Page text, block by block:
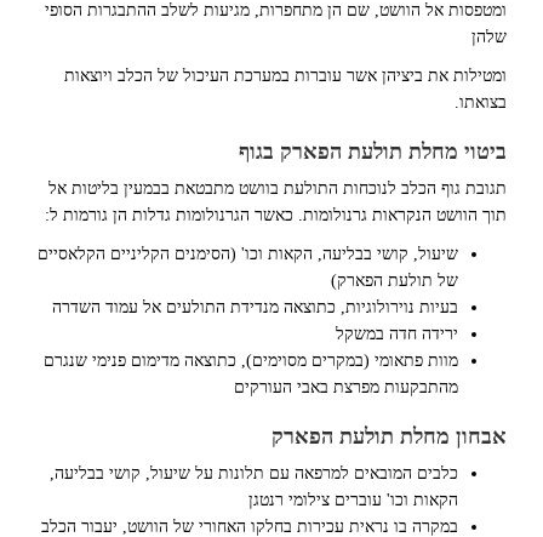
ומטפסות אל הוושט, שם הן מתחפרות, מגיעות לשלב ההתבגרות הסופי
שלהן
ומטילות את ביציהן אשר עוברות במערכת העיכול של הכלב ויוצאות
בצואתו.
ביטוי מחלת תולעת הפארק בגוף
תגובת גוף הכלב לנוכחות התולעת בוושט מתבטאת בבמעין בליטות אל
תוך הוושט הנקראות גרנולומות. כאשר הגרנולומות גדלות הן גורמות ל:
שיעול, קושי בבליעה, הקאות וכו' (הסימנים הקליניים הקלאסיים
של תולעת הפארק)
בעיות נוירולוגיות, כתוצאה מנדידת התולעים אל עמוד השדרה
ירידה חדה במשקל
מוות פתאומי (במקרים מסוימים), כתוצאה מדימום פנימי שנגרם
מהתבקעות מפרצת באבי העורקים
אבחון מחלת תולעת הפארק
כלבים המובאים למרפאה עם תלונות על שיעול, קושי בבליעה,
הקאות וכו' עוברים צילומי רנטגן
במקרה בו נראית עכירות בחלקו האחורי של הוושט, יעבור הכלב